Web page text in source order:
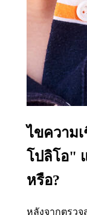
ไขความ
โปลิโอ"
หรือ?
หลังจากตรว